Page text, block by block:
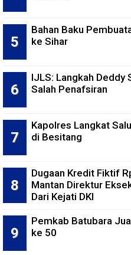
Bahan Baku
ke Sihar
IJLS: Langkah
Salah Penafsiran
Kapolres Langkat
di Besitang
Dugaan Kredit Fiktif
Mantan Direktur
Dari Kejati DKI
Pemkab Batubara
ke 50